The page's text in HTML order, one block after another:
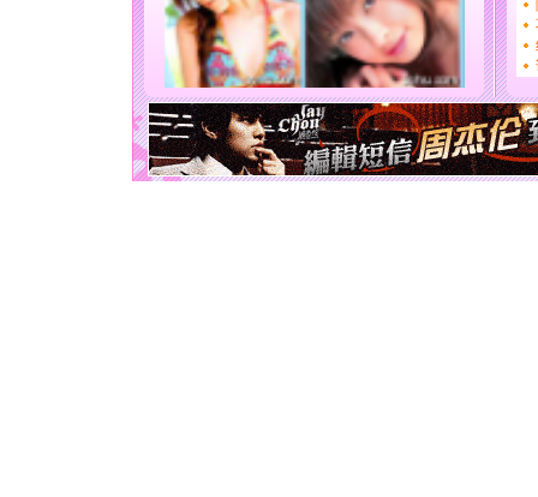
你太多
要平安
[圣诞节]
能正大
天都要快
[圣诞节]
如意,快
[元旦]看
断电。爱